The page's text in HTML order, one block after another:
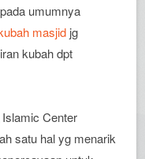
umumnya
masjid jg
kubah dpt
Center
satu hal yg menarik